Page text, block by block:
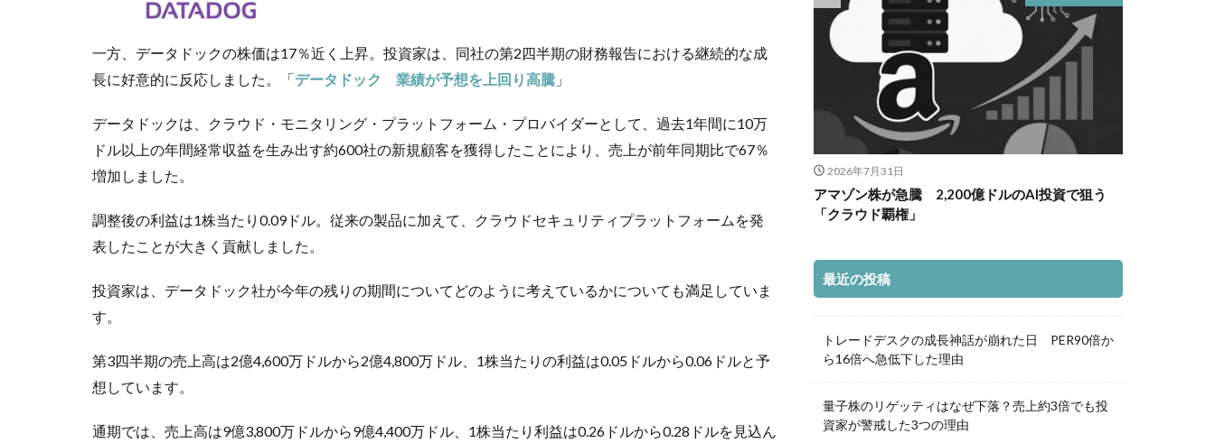
一方、データドックの株価は17％近く上昇。投資家は、同社の第2四半期の財務報告における継続的な成
長に好意的に反応しました。「データドック 業績が予想を上回り高騰 」
データドックは、クラウド・モニタリング・プラットフォーム・プロバイダーとして、過去1年間に10万
ドル以上の年間経常収益を生み出す約600社の新規顧客を獲得したことにより、売上が前年同期比で67％
増加しました。
調整後の利益は1株当たり0.09ドル。従来の製品に加えて、クラウドセキュリティプラットフォームを発
表したことが大きく貢献しました。
投資家は、データドック社が今年の残りの期間についてどのように考えているかについても満足していま
す。
第3四半期の売上高は2億4,600万ドルから2億4,800万ドル、1株当たりの利益は0.05ドルから0.06ドルと予
想しています。
通期では、売上高は9億3,800万ドルから9億4,400万ドル、1株当たり利益は0.26ドルから0.28ドルを見込ん
2026年7月31日
アマゾン株が急騰 2,200億ドルのAI投資で狙う
「クラウド覇権」
最近の投稿
トレードデスクの成長神話が崩れた日 PER90倍か
ら16倍へ急低下した理由
量子株のリゲッティはなぜ下落？売上約3倍でも投
資家が警戒した3つの理由